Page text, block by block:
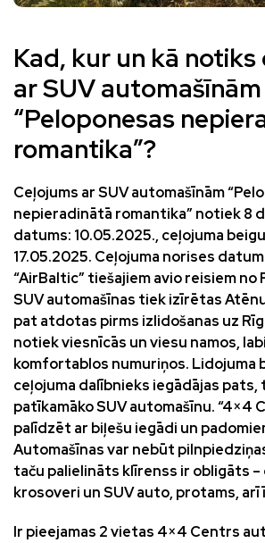
Kad, kur un kā notiks
ar SUV automašīnām
“Peloponesas
romantika”?
Ceļojums ar SUV automašīnām
nepieradinātā romantika” notiek 8
datums: 10.05.2025., ceļojuma
17.05.2025. Ceļojuma norises
“AirBaltic” tiešajiem avio reisiem no
SUV automašīnas tiek izīrētas
pat atdotas pirms izlidošanas uz
notiek viesnīcās un viesu namos,
komfortablos numuriņos. Lidojuma
ceļojuma dalībnieks iegādājas
patīkamāko SUV automašīnu.“4×4
palīdzēt ar biļešu iegādi un
Automašīnas var nebūt
taču palielināts klīrenss ir obligāts –
krosoveri un SUV auto, protams,
Ir pieejamas 2 vietas 4×4 Centrs